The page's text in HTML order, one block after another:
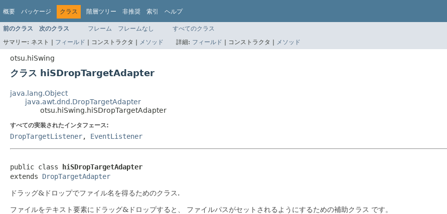
概要 パッケージ クラス 階層ツリー 非推奨 索引 ヘルプ
前のクラス 次のクラス フレーム フレームなし
すべてのクラス
サマリー: ネスト | フィールド | コンストラクタ | メソッド 詳細: フィールド | コンストラクタ | メソッド
otsu.hiSwing
クラス hiSDropTargetAdapter
java.lang.Object
java.awt.dnd.DropTargetAdapter
otsu.hiSwing.hiSDropTargetAdapter
すべての実装されたインタフェース:
DropTargetListener, EventListener
public class hiSDropTargetAdapter
extends DropTargetAdapter
ドラッグ&ドロップでファイル名を得るためのクラス.
ファイルをテキスト要素にドラッグ&ドロップすると、 ファイルパスがセットされるようにするための補助クラス です。